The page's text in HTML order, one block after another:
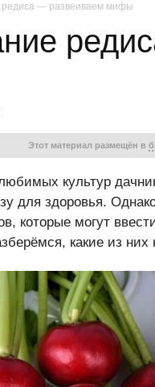
— развеиваем мифы
Этот материал размещён в
культур
для здоровья.
которые могут
какие из